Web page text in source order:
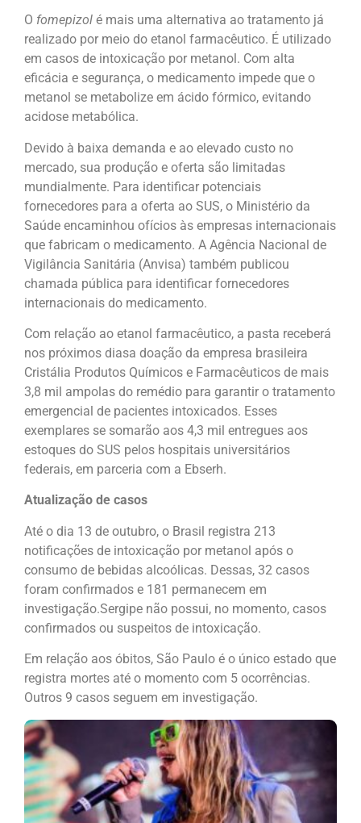
O fomepizol é mais uma alternativa ao tratamento já
realizado por meio do etanol farmacêutico. É utilizado
em casos de intoxicação por metanol. Com alta
eficácia e segurança, o medicamento impede que o
metanol se metabolize em ácido fórmico, evitando
acidose metabólica.
Devido à baixa demanda e ao elevado custo no
mercado, sua produção e oferta são limitadas
mundialmente. Para identificar potenciais
fornecedores para a oferta ao SUS, o Ministério da
Saúde encaminhou ofícios às empresas internacionais
que fabricam o medicamento. A Agência Nacional de
Vigilância Sanitária (Anvisa) também publicou
chamada pública para identificar fornecedores
internacionais do medicamento.
Com relação ao etanol farmacêutico, a pasta receberá
nos próximos diasa doação da empresa brasileira
Cristália Produtos Químicos e Farmacêuticos de mais
3,8 mil ampolas do remédio para garantir o tratamento
emergencial de pacientes intoxicados. Esses
exemplares se somarão aos 4,3 mil entregues aos
estoques do SUS pelos hospitais universitários
federais, em parceria com a Ebserh.
Atualização de casos
Até o dia 13 de outubro, o Brasil registra 213
notificações de intoxicação por metanol após o
consumo de bebidas alcoólicas. Dessas, 32 casos
foram confirmados e 181 permanecem em
investigação.Sergipe não possui, no momento, casos
confirmados ou suspeitos de intoxicação.
Em relação aos óbitos, São Paulo é o único estado que
registra mortes até o momento com 5 ocorrências.
Outros 9 casos seguem em investigação.